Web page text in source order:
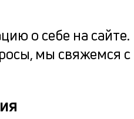
о себе на сайте.
мы свяжемся с